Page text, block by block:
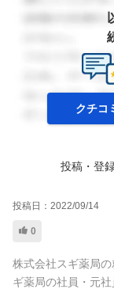
クチコ
投稿・登
投稿日： 2022/09/14
0
株式会社スギ薬局
ギ薬局の社員・元